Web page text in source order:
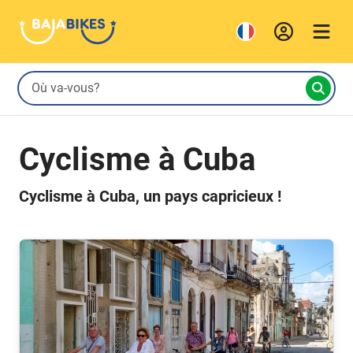
Cyclisme à Cuba
Cyclisme à Cuba, un pays capricieux !